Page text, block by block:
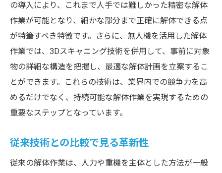
解体の効率と安全性を高めるフィジカルアプロ
ーチ
効率化を加速させるフィジカル技術
安全性強化のための新しい手法
フィジカルアプローチによる作業時間短縮
現場での安全意識向上に寄与する技術
効率と安全性の両立を図る革新
を実現
の導入により、これまで人手では難しかった精密な解体
作業が可能となり、細かな部分まで正確に解体できる点
が特筆すべき特徴です。さらに、無人機を活用した解体
作業では、3Dスキャニング技術を併用して、事前に対象
物の詳細な構造を把握し、最適な解体計画を立案するこ
とができます。これらの技術は、業界内での競争力を高
めるだけでなく、持続可能な解体作業を実現するための
重要なステップとなっています。
従来技術との比較で見る革新性
従来の解体作業は、人力や重機を主体とした方法が一般